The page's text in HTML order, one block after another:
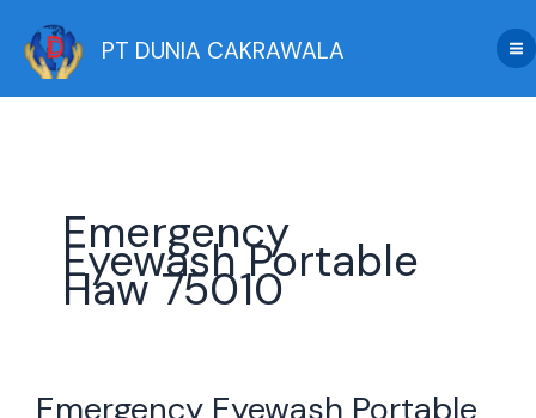
content
PT DUNIA CAKRAWALA
Emergency
Eyewash Portable
Haw 75010
Emergency Eyewash Portable
Eyewash